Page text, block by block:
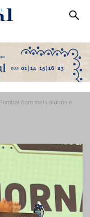
com mais alunos e